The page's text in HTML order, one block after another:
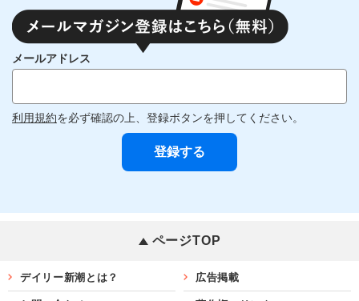
メールアドレス
利用規約を必ず確認の上、登録ボタンを押してください。
ページTOP
デイリー新潮とは？ 広告掲載